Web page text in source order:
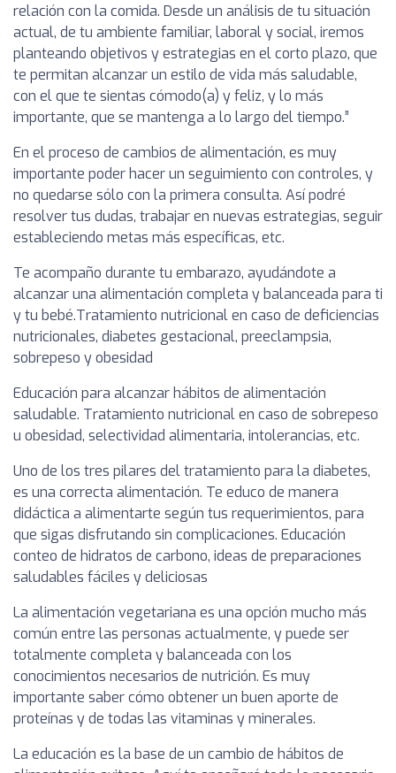
relación con la comida. Desde un análisis de tu situación
actual, de tu ambiente familiar, laboral y social, iremos
planteando objetivos y estrategias en el corto plazo, que
te permitan alcanzar un estilo de vida más saludable,
con el que te sientas cómodo(a) y feliz, y lo más
importante, que se mantenga a lo largo del tiempo.”
En el proceso de cambios de alimentación, es muy
importante poder hacer un seguimiento con controles, y
no quedarse sólo con la primera consulta. Así podré
resolver tus dudas, trabajar en nuevas estrategias, seguir
estableciendo metas más específicas, etc.
Te acompaño durante tu embarazo, ayudándote a
alcanzar una alimentación completa y balanceada para ti
y tu bebé.Tratamiento nutricional en caso de deficiencias
nutricionales, diabetes gestacional, preeclampsia,
sobrepeso y obesidad
Educación para alcanzar hábitos de alimentación
saludable. Tratamiento nutricional en caso de sobrepeso
u obesidad, selectividad alimentaria, intolerancias, etc.
Uno de los tres pilares del tratamiento para la diabetes,
es una correcta alimentación. Te educo de manera
didáctica a alimentarte según tus requerimientos, para
que sigas disfrutando sin complicaciones. Educación
conteo de hidratos de carbono, ideas de preparaciones
saludables fáciles y deliciosas
La alimentación vegetariana es una opción mucho más
común entre las personas actualmente, y puede ser
totalmente completa y balanceada con los
conocimientos necesarios de nutrición. Es muy
importante saber cómo obtener un buen aporte de
proteínas y de todas las vitaminas y minerales.
La educación es la base de un cambio de hábitos de